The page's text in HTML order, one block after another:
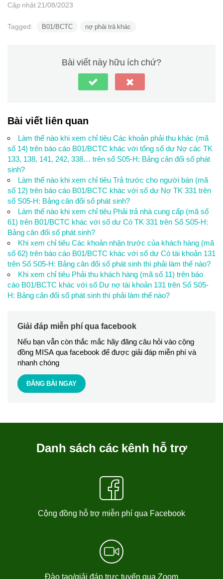
Cập nhật 21/08/2023
Tagged: B01/BCTC nợ phải trả khác
Bài viết này hữu ích chứ?
Bài viết liên quan
Làm thế nào khi xem chỉ tiêu Các khoản phải thu khác (mã
số 14) trên báo cáo B01/BCTC khác với tổng số dư Nợ các TK
133, 138, 141, 242, 338… trên sổ S05-H: Bảng cân đối số phát
sinh?
Làm thế nào khi xem chỉ tiêu Trả trước cho người bán (mã
số 12) trên báo cáo B01/BCTC khác với số dư Nợ TK 331 trên
sổ S05-H: Bảng cân đối số phát sinh?
Làm thế nào khi xem chỉ tiêu Phải trả nhà cung cấp (mã số
61) trên B01/BCTC khác với số dư Có TK 331 trên Sổ S05-H:
Bảng cân đối số phát sinh?
Khi xem chỉ tiêu Các khoản nhận trước của khách hàng (mã
số 62) trên báo cáo B01/BCTC khác với số dư Có tài khoản 131
trên Sổ S05-H: Bảng cân đối số phát sinh thì phải làm thế nào?
Khi xem chỉ tiêu Phải thu khách hàng (mã số 11) trên báo
cáo B01/BCTC khác với số Dư nợ tài khoản 131 trên Sổ S05-
H: Bảng cân đối số phát sinh thì phải làm thế nào?
Giải đáp miễn phí qua facebook
Nếu bạn vẫn còn thắc mắc hãy đăng câu hỏi vào cộng
đồng MISA qua facebook để được giải đáp miễn phí và
nhanh chóng
ĐĂNG BÀI NGAY
Danh sách các kênh hỗ trợ
Cộng đồng hỗ trợ miễn phí qua Facebook
Đào tạo/giải đáp trực tuyến qua Zoom